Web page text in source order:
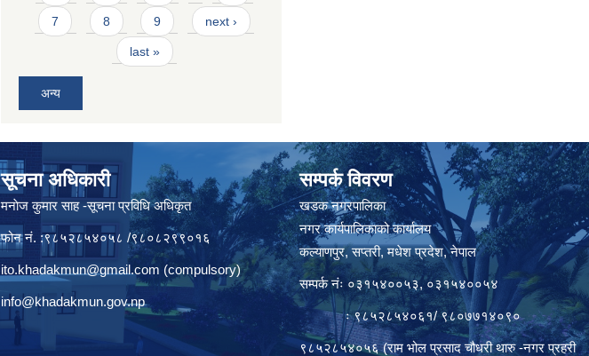
7 8 9 next ›
last »
अन्य
सूचना अधिकारी
मनाेज कुमार साह -सूचना प्रविधि अधिकृत
फोन नं. :९८५२८५४०५८ /९८०८२९९०१६
ito.khadakmun@gmail.com (compulsory)
info@khadakmun.gov.np
सम्पर्क विवरण
खडक नगरपालिका
नगर कार्यपालिकाको कार्यालय
कल्याणपुर, सप्तरी, मधेश प्रदेश, नेपाल
सम्पर्क नंः ०३१५४००५३, ०३१५४००५४
ः ९८५२८५४०६१/ ९८०७७१४०९०
९८५२८५४०५६ (राम भोल प्रसाद चौधरी थारु -नगर प्रहरी